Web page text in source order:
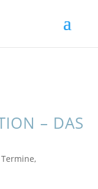
– DAS
Termine,